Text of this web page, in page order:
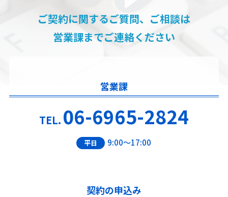
ご契約に関するご質問、ご相談は
営業課までご連絡ください
営業課
TEL. 06-6965-2824
平日 9:00～17:00
契約の申込み